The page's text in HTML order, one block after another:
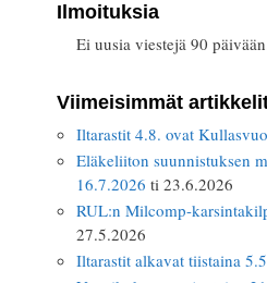
Ilmoituksia
Ei uusia viestejä 90
Viimeisimmät
Iltarastit 4.8. ovat
Eläkeliiton suunnistuksen
16.7.2026 ti 23.6.2026
RUL:n Milcomp-
27.5.2026
Iltarastit alkavat tiistaina